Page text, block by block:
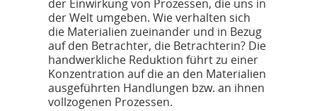
der Einwirkung von Prozessen, die uns in
der Welt umgeben. Wie verhalten sich
die Materialien zueinander und in Bezug
auf den Betrachter, die Betrachterin? Die
handwerkliche Reduktion führt zu einer
Konzentration auf die an den Materialien
ausgeführten Handlungen bzw. an ihnen
vollzogenen Prozessen.